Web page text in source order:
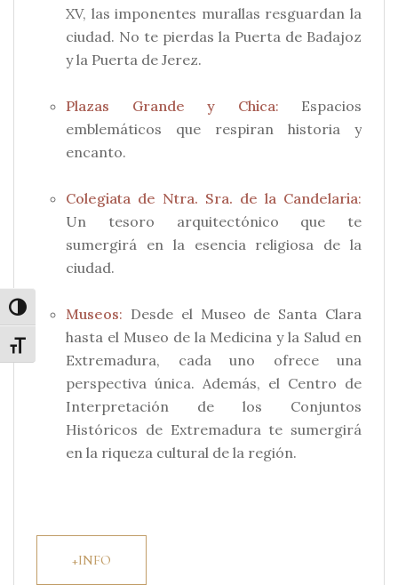
Alternar alto contraste
Alternar tamaño de letra
XV, las imponentes murallas resguardan la
ciudad. No te pierdas la Puerta de Badajoz
y la Puerta de Jerez.
Plazas Grande y Chica: Espacios
emblemáticos que respiran historia y
encanto.
Colegiata de Ntra. Sra. de la Candelaria:
Un tesoro arquitectónico que te
sumergirá en la esencia religiosa de la
ciudad.
Museos: Desde el Museo de Santa Clara
hasta el Museo de la Medicina y la Salud en
Extremadura, cada uno ofrece una
perspectiva única. Además, el Centro de
Interpretación de los Conjuntos
Históricos de Extremadura te sumergirá
en la riqueza cultural de la región.
+INFO